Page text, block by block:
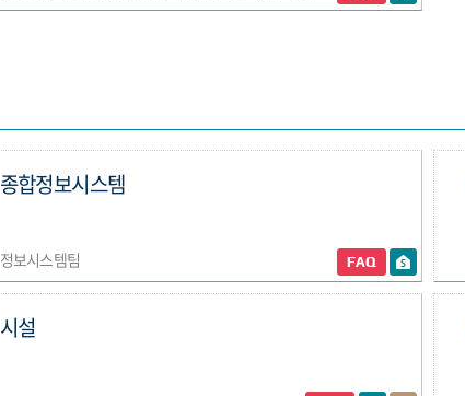
정보시스템팀
종합정보시스템
시설